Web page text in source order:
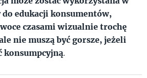
edukacji konsumentów,
czasami wizualnie trochę
nie muszą być gorsze, jeżeli
konsumpcyjną.